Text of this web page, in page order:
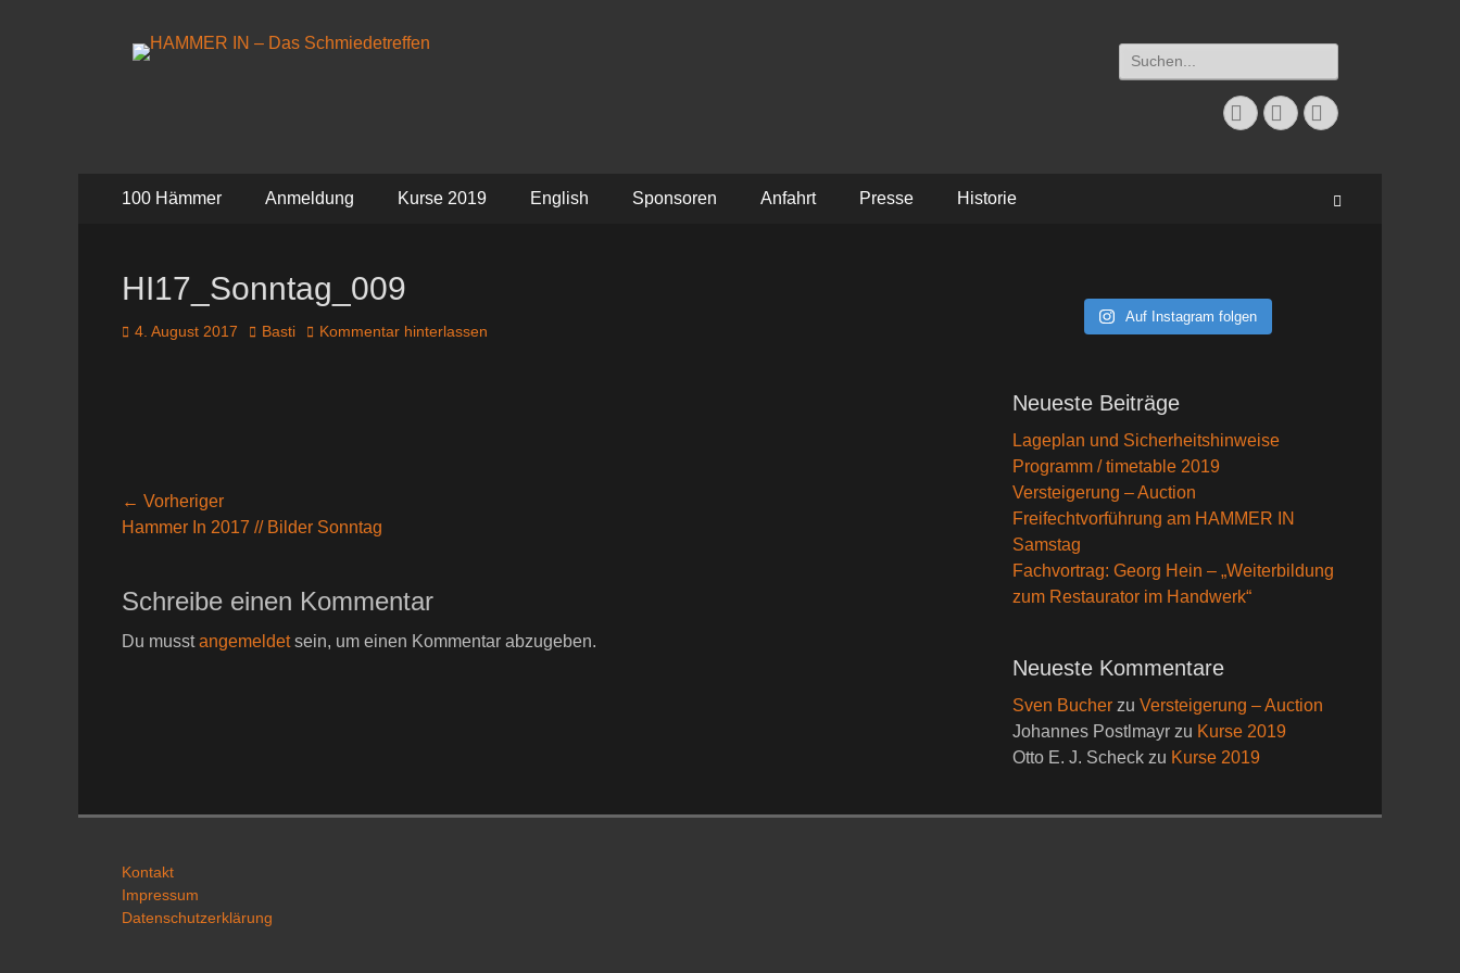
HAMMER IN - Das Schmiedetreffen
Das Schmiedetreffen 26. – 28. Juli 2019
Suchen
nach:
Facebook
TwitterInstagram
Primäres
100 Hämmer Anmeldung Kurse 2019 English Sponsoren Anfahrt Presse Historie
HI17_Sonntag_009
Veröffentlicht
4. August 2017 Autor
Basti Kommentar hinterlassen
Beitragsnavigation
← Vorheriger
Vorheriger
Hammer In 2017 // Bilder Sonntag
Schreibe einen Kommentar
Du musstangemeldetsein, um einen Kommentar abzugeben.
Auf Instagram folgen
Neueste Beiträge
Lageplan und Sicherheitshinweise
Programm / timetable 2019
Versteigerung – Auction
Freifechtvorführung am HAMMER IN
Samstag
Fachvortrag: Georg Hein – „Weiterbildung
zum Restaurator im Handwerk“
Neueste Kommentare
Sven Bucher zu Versteigerung – Auction
Johannes Postlmayr zu Kurse 2019
Otto E. J. Scheck zu Kurse 2019
Kontakt
Impressum
Datenschutzerklärung